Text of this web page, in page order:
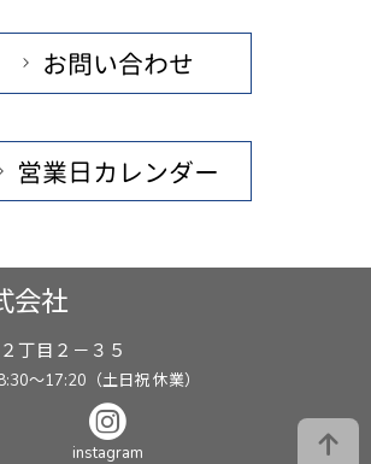
お問い合わせ
営業日カレンダー
会社
丁目２－３５
～17:20（土日祝 休業）
instagram